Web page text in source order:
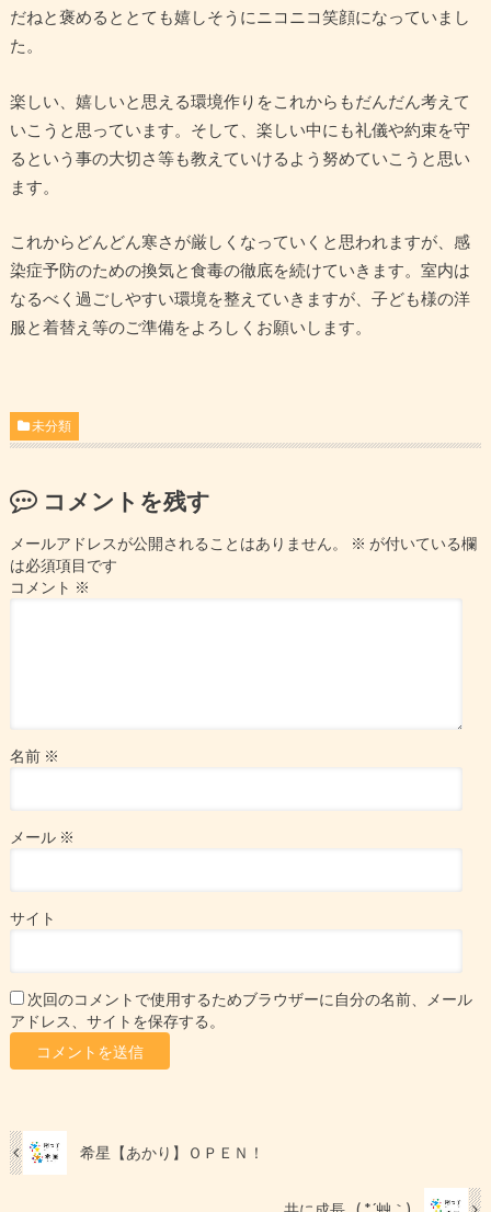
だねと褒めるととても嬉しそうにニコニコ笑顔になっていまし
た。
楽しい、嬉しいと思える環境作りをこれからもだんだん考えて
いこうと思っています。そして、楽しい中にも礼儀や約束を守
るという事の大切さ等も教えていけるよう努めていこうと思い
ます。
これからどんどん寒さが厳しくなっていくと思われますが、感
染症予防のための換気と食毒の徹底を続けていきます。室内は
なるべく過ごしやすい環境を整えていきますが、子ども様の洋
服と着替え等のご準備をよろしくお願いします。
未分類
コメントを残す
メールアドレスが公開されることはありません。 ※ が付いている欄
は必須項目です
コメント ※
名前 ※
メール ※
サイト
次回のコメントで使用するためブラウザーに自分の名前、メール
アドレス、サイトを保存する。
希星【あかり】ＯＰＥＮ！